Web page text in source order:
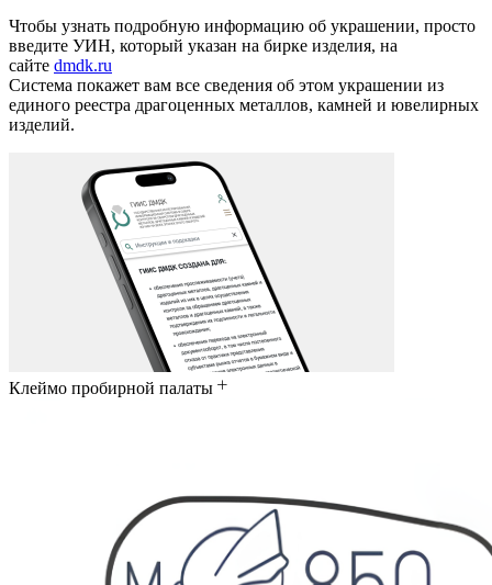
Чтобы узнать подробную информацию об украшении, просто
введите УИН, который указан на бирке изделия, на
сайте dmdk.ru
Система покажет вам все сведения об этом украшении из
единого реестра драгоценных металлов, камней и ювелирных
изделий.
Клеймо пробирной палаты